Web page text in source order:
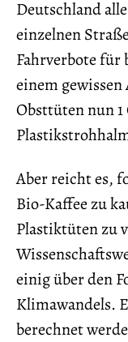
Deutschland
einzelnen
Fahrverbote für
einem
Obsttüten nun
Aber reicht es,
Bio-Kaffee zu
Plastiktüten zu
einig über den
Klimawandels.
berechnet